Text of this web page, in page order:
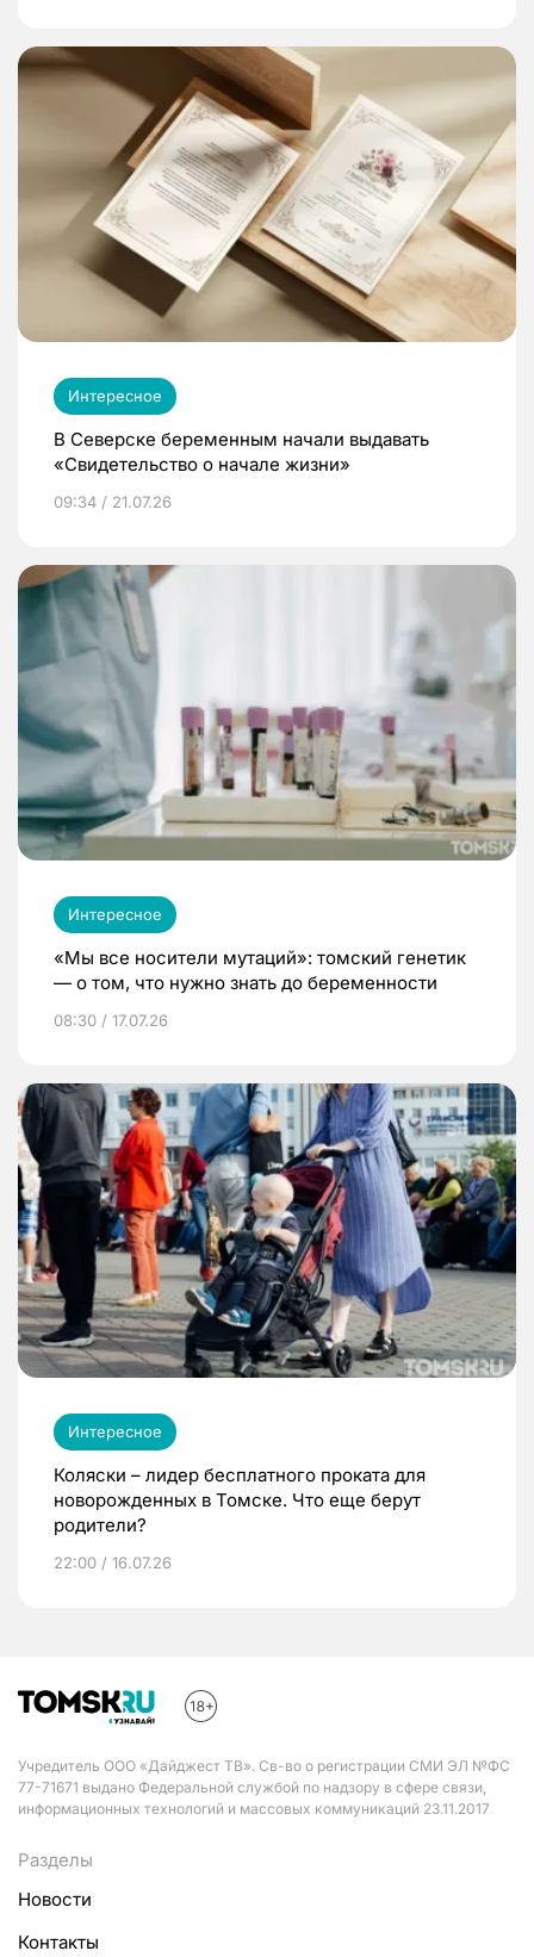
Интересное
В Северске беременным начали выдавать
«Свидетельство о начале жизни»
09:34 / 21.07.26
Интересное
«Мы все носители мутаций»: томский генетик
— о том, что нужно знать до беременности
08:30 / 17.07.26
Интересное
Коляски – лидер бесплатного проката для
новорожденных в Томске. Что еще берут
родители?
22:00 / 16.07.26
Учредитель ООО «Дайджест ТВ». Св-во о регистрации СМИ ЭЛ №ФС
77-71671 выдано Федеральной службой по надзору в сфере связи,
информационных технологий и массовых коммуникаций 23.11.2017
Разделы
Новости
Контакты